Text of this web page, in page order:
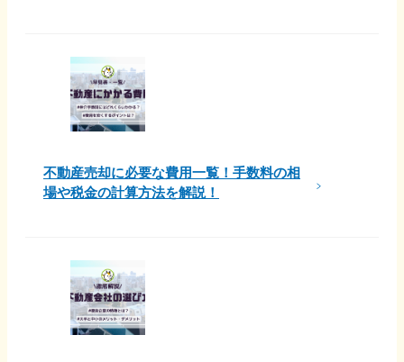
不動産売却に必要な費用一覧！手数料の相
場や税金の計算方法を解説！